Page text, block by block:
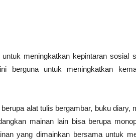
meningkatkan kepintaran sosial
berguna untuk meningkatkan
alat tulis bergambar, buku diary,
mainan lain bisa berupa
yang dimainkan bersama untuk